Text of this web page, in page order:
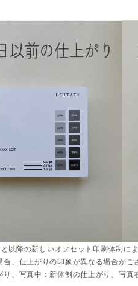
降の新しいオフセット印刷体制によ
、仕上がりの印象が異なる場合がご
、写真中：新体制の仕上がり、写真